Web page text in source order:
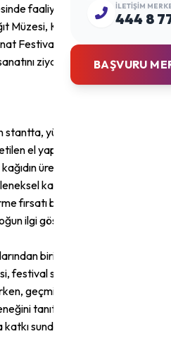
İLETIŞIM
444 8
BAŞVURU
faaliyet gösteren
Müzesi, Karamürsel’de
Festivali’ne katılarak
ziyaretçilerle
yüzyıllar öncesine
el yapımı kağıtlar
üretim süreci
kağıt üretiminin
fırsatı bulan katılımcılar,
ilgi gösterdi.
biri olan İbrahim
festival süresince her
geçmişten günümüze
tanıtarak kültürel
sundu.